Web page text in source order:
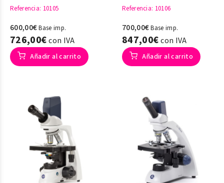
Referencia: 10105
600,00€Base imp.
726,00€con IVA
Añadir al carrito
Referencia: 10106
700,00€Base imp.
847,00€con IVA
Añadir al carrito